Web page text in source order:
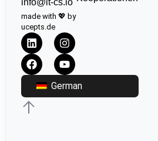
info@it-cs.io
made with 💖 by
ucepts.de
German